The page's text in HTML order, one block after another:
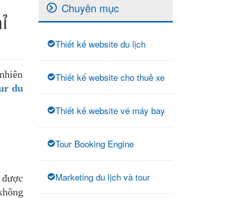
du
Chuyên mục
Thiết kế website du lịch
Thiết kế website cho thuê xe
Thiết kế website vé máy bay
Tour Booking Engine
Marketing du lịch và tour